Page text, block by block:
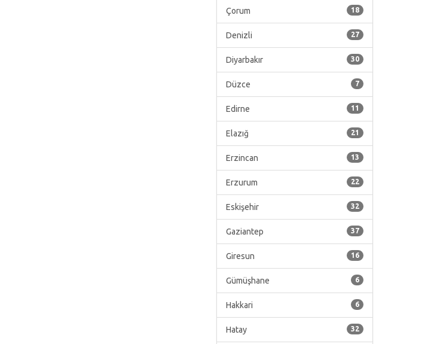
18
Çorum
27
Denizli
30
Diyarbakır
7
Düzce
11
Edirne
21
Elazığ
13
Erzincan
22
Erzurum
32
Eskişehir
37
Gaziantep
16
Giresun
6
Gümüşhane
6
Hakkari
32
Hatay